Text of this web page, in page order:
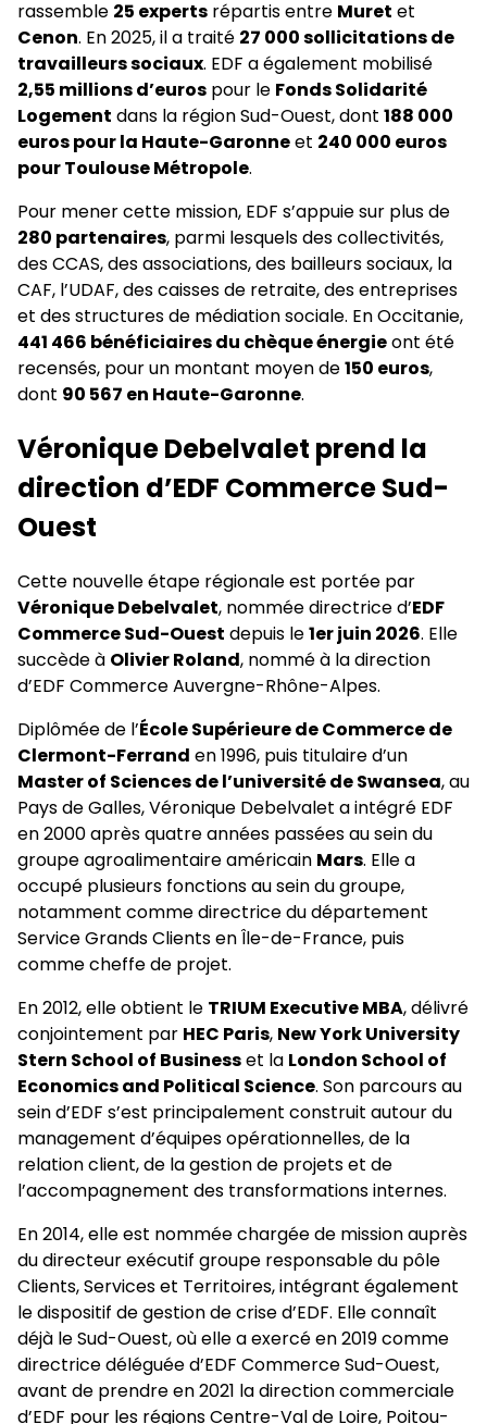
rassemble 25 experts répartis entre Muret et
Cenon. En 2025, il a traité 27 000 sollicitations de
travailleurs sociaux. EDF a également mobilisé
2,55 millions d’euros pour le Fonds Solidarité
Logement dans la région Sud-Ouest, dont 188 000
euros pour la Haute-Garonneet 240 000 euros
pour Toulouse Métropole.
Pour mener cette mission, EDF s’appuie sur plus de
280 partenaires, parmi lesquels des collectivités,
des CCAS, des associations, des bailleurs sociaux, la
CAF, l’UDAF, des caisses de retraite, des entreprises
et des structures de médiation sociale. En Occitanie,
441 466 bénéficiaires du chèque énergieont été
recensés, pour un montant moyen de150 euros,
dont 90 567 en Haute-Garonne.
Véronique Debelvalet prend la
direction d’EDF Commerce Sud-
Ouest
Cette nouvelle étape régionale est portée par
Véronique Debelvalet, nommée directrice d’EDF
Commerce Sud-Ouest depuis le1er juin 2026. Elle
succède à Olivier Roland, nommé à la direction
d’EDF Commerce Auvergne-Rhône-Alpes.
Diplômée de l’École Supérieure de Commerce de
Clermont-Ferrand en 1996, puis titulaire d’un
Master of Sciences de l’université de Swansea, au
Pays de Galles, Véronique Debelvalet a intégré EDF
en 2000 après quatre années passées au sein du
groupe agroalimentaire américain Mars. Elle a
occupé plusieurs fonctions au sein du groupe,
notamment comme directrice du département
Service Grands Clients en Île-de-France, puis
comme cheffe de projet.
En 2012, elle obtient le TRIUM Executive MBA, délivré
conjointement par HEC Paris, New York University
Stern School of Businesset la London School of
Economics and Political Science. Son parcours au
sein d’EDF s’est principalement construit autour du
management d’équipes opérationnelles, de la
relation client, de la gestion de projets et de
l’accompagnement des transformations internes.
En 2014, elle est nommée chargée de mission auprès
du directeur exécutif groupe responsable du pôle
Clients, Services et Territoires, intégrant également
le dispositif de gestion de crise d’EDF. Elle connaît
déjà le Sud-Ouest, où elle a exercé en 2019 comme
directrice déléguée d’EDF Commerce Sud-Ouest,
avant de prendre en 2021 la direction commerciale
d’EDF pour les régions Centre-Val de Loire, Poitou-